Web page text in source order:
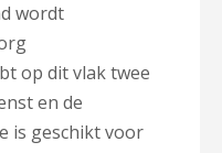
wordt
op dit vlak twee
en de
is geschikt voor